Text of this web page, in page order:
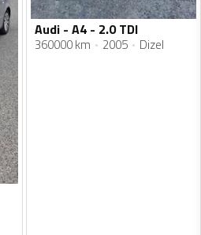
Audi - A4 - 2.0 TDI
360000 km 2005 Dizel